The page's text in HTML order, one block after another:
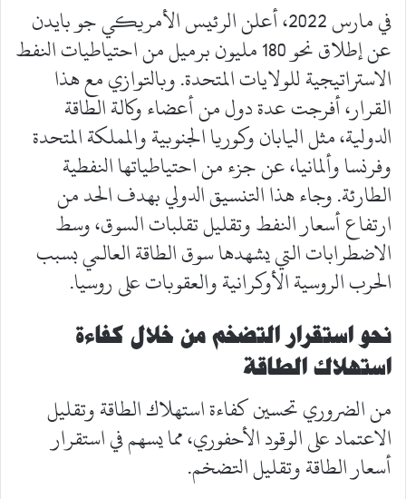
في مارس 2022، أعلن الرئيس الأمريكي جو بايدن
عن إطلاق نحو 180 مليون برميل من احتياطيات النفط
الاستراتيجية للولايات المتحدة. وبالتوازي مع هذا
القرار، أفرجت عدة دول من أعضاء وكالة الطاقة
الدولية، مثل اليابان وكوريا الجنوبية والمملكة المتحدة
وفرنسا وألمانيا، عن جزء من احتياطياتها النفطية
الطارئة. وجاء هذا التنسيق الدولي بهدف الحد من
ارتفاع أسعار النفط وتقليل تقلبات السوق، وسط
الاضطرابات التي يشهدها سوق الطاقة العالمي بسبب
الحرب الروسية الأوكرانية والعقوبات على روسيا.
نحو استقرار التضخم من خلال كفاءة
استهلاك الطاقة
من الضروري تحسين كفاءة استهلاك الطاقة وتقليل
الاعتماد على الوقود الأحفوري، مما يسهم في استقرار
أسعار الطاقة وتقليل التضخم.